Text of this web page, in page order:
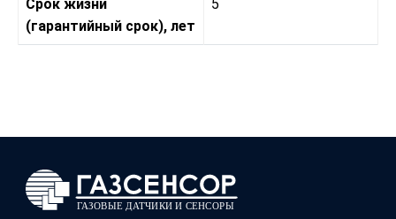
Срок жизни
(гарантийный срок), лет
5